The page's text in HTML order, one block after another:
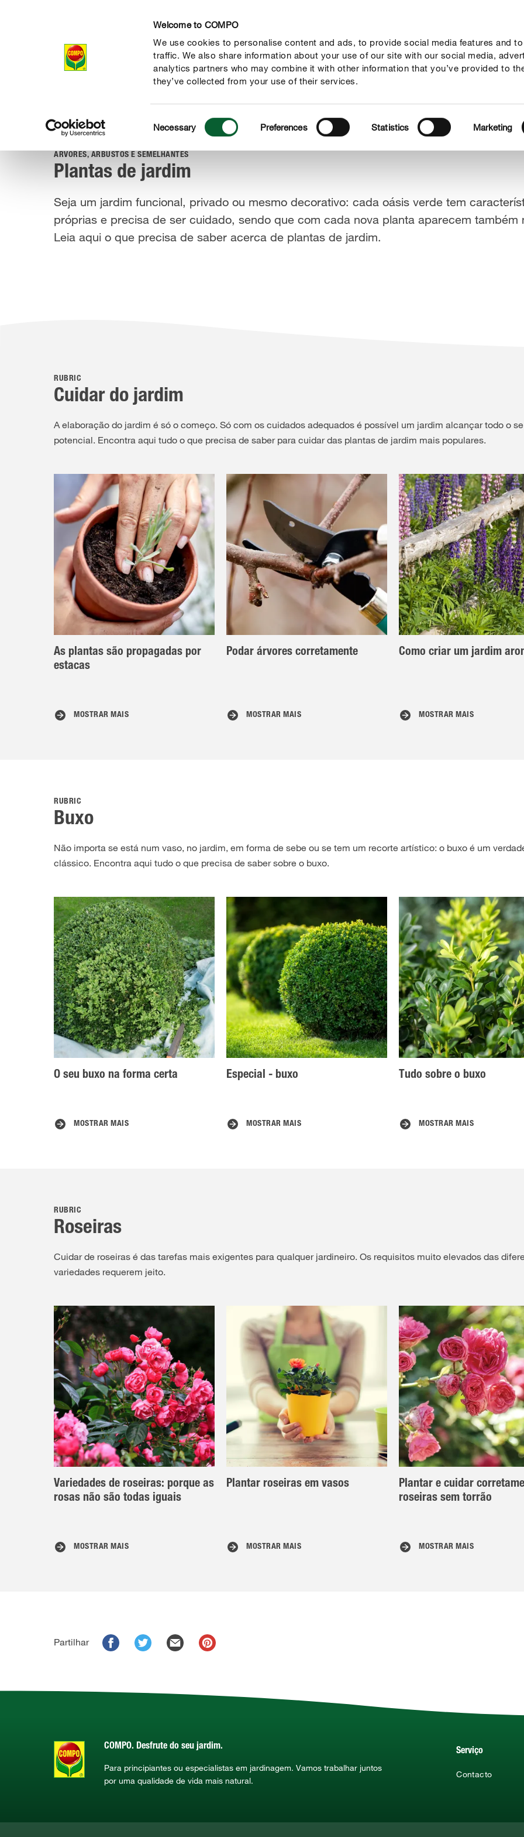
Welcome to COMPO
We use cookies to personalise content and ads, to provide social media features and
traffic. We also share information about your use of our site with our social media,
analytics partners who may combine it with other information that you’ve provided to
they’ve collected from your use of their services.
Selection
Necessary Preferences Statistics Marketing
Produtos Guia Serviço Quem somos
COMPOGuia Cuidar das plantas Plantas de jardim
ÁRVORES, ARBUSTOS E SEMELHANTES
Plantas de jardim
Seja um jardim funcional, privado ou mesmo decorativo: cada oásis verde tem
próprias e precisa de ser cuidado, sendo que com cada nova planta aparecem também
Leia aqui o que precisa de saber acerca de plantas de jardim.
RUBRIC
Cuidar do jardim
A elaboração do jardim é só o começo. Só com os cuidados adequados é possível um jardim alcançar todo o
potencial. Encontra aqui tudo o que precisa de saber para cuidar das plantas de jardim mais populares.
As plantas são propagadas por
estacas
MOSTRAR MAIS
Podar árvores corretamente
MOSTRAR MAIS
Como criar um jardim
MOSTRAR MAIS
RUBRIC
Buxo
Não importa se está num vaso, no jardim, em forma de sebe ou se tem um recorte artístico: o buxo é um
clássico. Encontra aqui tudo o que precisa de saber sobre o buxo.
O seu buxo na forma certa
MOSTRAR MAIS
Especial - buxo
MOSTRAR MAIS
Tudo sobre o buxo
MOSTRAR MAIS
RUBRIC
Roseiras
Cuidar de roseiras é das tarefas mais exigentes para qualquer jardineiro. Os requisitos muito elevados das
variedades requerem jeito.
Variedades de roseiras: porque as
rosas não são todas iguais
MOSTRAR MAIS
Plantar roseiras em vasos
MOSTRAR MAIS
Plantar e cuidar
roseiras sem torrão
MOSTRAR MAIS
Partilhar
COMPO. Desfrute do seu jardim.
Para principiantes ou especialistas em jardinagem. Vamos trabalhar juntos
por uma qualidade de vida mais natural.
Serviço
Contacto